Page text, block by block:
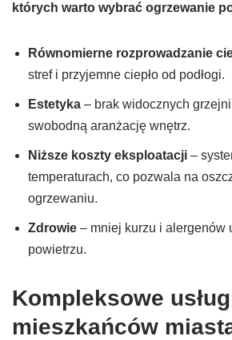
których warto wybrać ogrzewanie
Równomierne rozprowadzanie
stref i przyjemne ciepło od podłogi.
Estetyka – brak widocznych
swobodną aranżację wnętrz.
Niższe koszty eksploatacji –
temperaturach, co pozwala na
ogrzewaniu.
Zdrowie – mniej kurzu i alergenów
powietrzu.
Kompleksowe
mieszkańców